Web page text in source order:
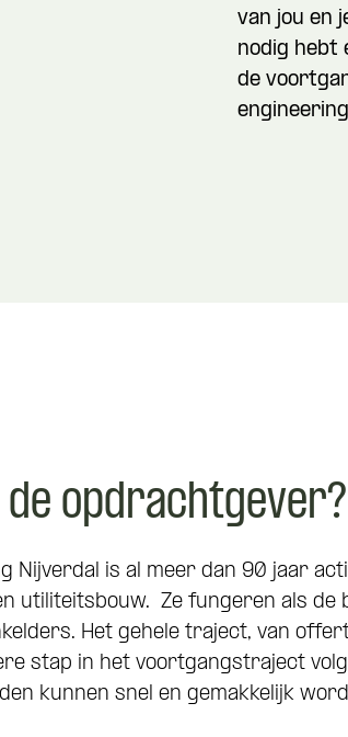
van jou en
nodig hebt
de
opdrachtgever?
Nijverdal is al meer dan 90 jaar
utiliteitsbouw. Ze fungeren als
Het gehele traject, van
stap in het voortgangstraject
kunnen snel en gemakkelijk